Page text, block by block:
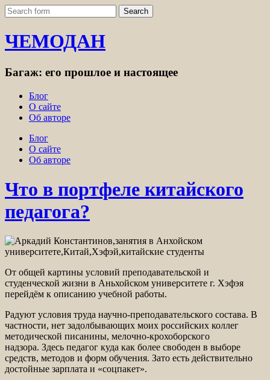
ЧЕМОДАН
Багаж: его прошлое и настоящее
Блог
О сайте
Об авторе
Блог
О сайте
Об авторе
Что в портфеле китайского
педагога?
От общей картины условий преподавательской и
студенческой жизни в Аньхойском университете г. Хэфэя
перейдём к описанию учебной работы.
Радуют условия труда научно-преподавательского состава. В
частности, нет задолбывающих моих российских коллег
методической писанины, мелочно-крохоборского
надзора. Здесь педагог куда как более свободен в выборе
средств, методов и форм обучения. Зато есть действительно
достойные зарплата и «соцпакет».